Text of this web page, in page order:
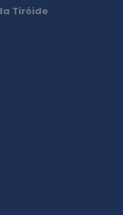
Tiróide